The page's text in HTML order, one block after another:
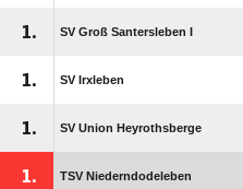
1. SV Groß Santersleben I
1. SV Irxleben
1. SV Union Heyrothsberge
1. TSV Niederndodeleben